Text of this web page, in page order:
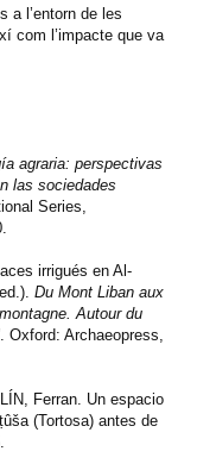
a l’entorn de les
com l’impacte que va
agraria: perspectivas
las sociedades
Series,
irrigués en Al-
Du Mont Liban aux
Autour du
. Oxford: Archaeopress,
Ferran. Un espacio
(Tortosa) antes de